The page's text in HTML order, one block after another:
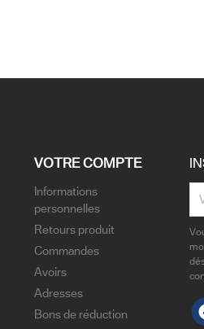
VOTRE COMPTE
Informations
personnelles
Retours produit
Commandes
Avoirs
Adresses
Bons de réduction